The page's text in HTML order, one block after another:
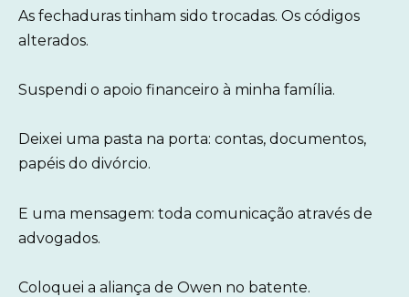
As fechaduras tinham sido trocadas. Os códigos
alterados.
Suspendi o apoio financeiro à minha família.
Deixei uma pasta na porta: contas, documentos,
papéis do divórcio.
E uma mensagem: toda comunicação através de
advogados.
Coloquei a aliança de Owen no batente.